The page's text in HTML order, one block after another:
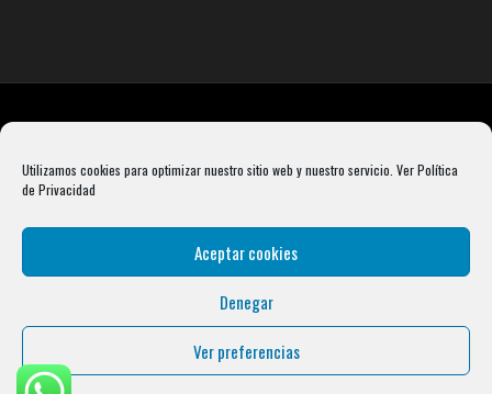
Utilizamos cookies para optimizar nuestro sitio web y nuestro servicio. Ver Política
de Privacidad
Aceptar cookies
Denegar
Ver preferencias
Rebel Barbell S.L. B66099904 Pasaje Rustullet 18, 08041 (Barcelona)
info@condalcrossfit.com © Copyright 2025 Condal Crossfit -Blog-Política de
Política de Cookies -Aviso Legal| Designed by